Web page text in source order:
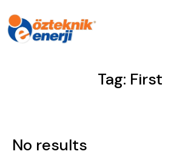
Tag: First
No results